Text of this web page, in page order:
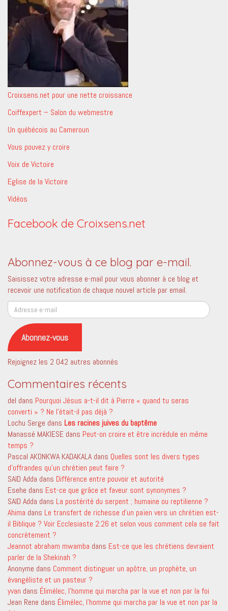
Croixsens.net pour une nette croissance
Coiffexpert – Salon du webmestre
Un québécois au Cameroun
Vous pouvez y croire
Voix de Victoire
Eglise de la Victoire
Vidéos
Facebook de Croixsens.net
Abonnez-vous à ce blog par e-mail.
Saisissez votre adresse e-mail pour vous abonner à ce blog et
recevoir une notification de chaque nouvel article par email.
Adresse
e-
mail
Abonnez-vous
Rejoignez les 2 042 autres abonnés
Commentaires récents
del dans Pourquoi Jésus a-t-il dit à Pierre « quand tu seras
converti » ? Ne l’était-il pas déjà ?
Lochu Serge dans Les racines juives du baptême
Manassé MAKIESE dans Peut-on croire et être incrédule en même
temps ?
Pascal AKONKWA KADAKALA dans Quelles sont les divers types
d’offrandes qu’un chrétien peut faire ?
SAID Adda dans Différence entre pouvoir et autorité
Esehe dans Est-ce que grâce et faveur sont synonymes ?
SAID Adda dans La postérité du serpent ; humaine ou reptilienne ?
Ahima dans Le transfert de richesse d’un païen vers un chrétien est-
il Biblique ? Voir Ecclesiaste 2:26 et selon vous comment cela se fait
concrètement ?
Jeannot abraham mwamba dans Est-ce que les chrétiens devraient
parler de la Shekinah ?
Anonyme dans Comment distinguer un apôtre, un prophète, un
évangéliste et un pasteur ?
yvan dans Élimélec, l’homme qui marcha par la vue et non par la foi
Jean Rene dans Élimélec, l’homme qui marcha par la vue et non par la